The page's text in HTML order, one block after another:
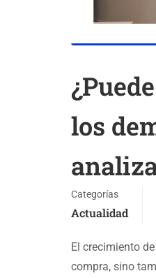
los
Categorías
Actualidad
El crecimiento
compra, sino